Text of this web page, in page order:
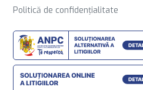
Politică de confidențialitate